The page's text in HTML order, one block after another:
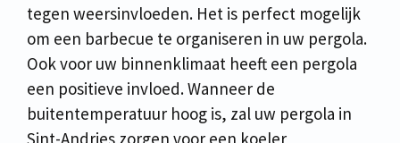
tegen weersinvloeden. Het is perfect mogelijk
om een barbecue te organiseren in uw pergola.
Ook voor uw binnenklimaat heeft een pergola
een positieve invloed. Wanneer de
buitentemperatuur hoog is, zal uw pergola in
Sint-Andries zorgen voor een koeler